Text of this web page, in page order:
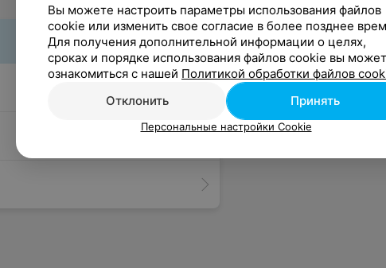
Вы можете настроить параметры использования файлов
cookie или изменить свое согласие в более позднее
Для получения дополнительной информации о целях,
сроках и порядке использования файлов cookie вы
ознакомиться с нашей Политикой обработки файлов
Отклонить
Принять
Персональные настройки Cookie